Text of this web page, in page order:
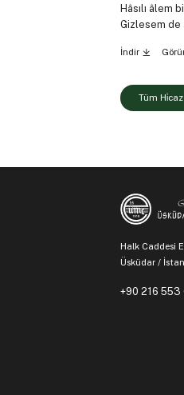
Hâsılı âlem
Gizlesem de
İndir
Tüm
Halk Caddesi
Üsküdar /
+90 216 553